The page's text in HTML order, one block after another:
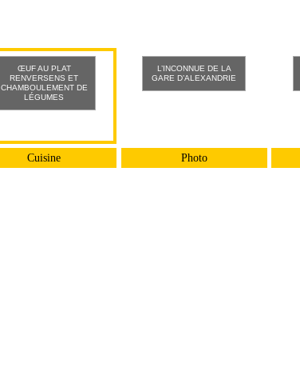
ŒUF AU PLAT
RENVERSENS ET
CHAMBOULEMENT DE
LÉGUMES
Cuisine
L’INCONNUE DE LA
GARE D’ALEXANDRIE
Photo